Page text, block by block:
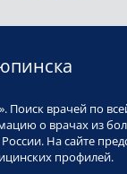
Поиск врачей по
о врачах из
На сайте
профилей.